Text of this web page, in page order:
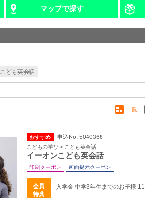
マップで探す
こども英会話
一覧
おすすめ 申込No. 5040368
こどもの学び > こども英会話
イーオンこども英会話
印刷クーポン 画面提示クーポン
会員
特典
入学金 中学3年生までのお子様